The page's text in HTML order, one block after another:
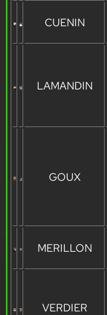
CUENIN
LAMANDIN
GOUX
MERILLON
VERDIER